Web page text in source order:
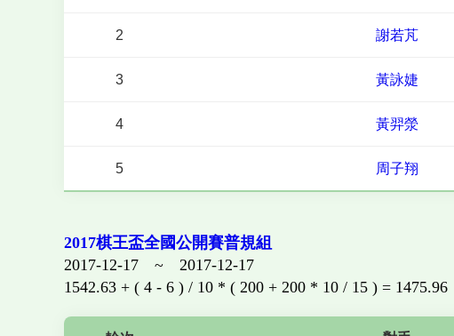
2 謝若芃
3 黃詠婕
4 黃羿滎
5 周子翔
2017棋王盃全國公開賽普規組
2017-12-17 ~ 2017-12-17
1542.63 + ( 4 - 6 ) / 10 * ( 200 + 200 * 10 / 15 ) = 1475.96